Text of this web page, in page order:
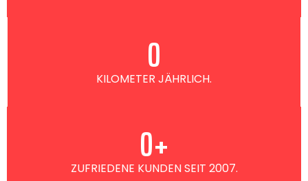
KILOMETER JÄHRLICH.
0
ZUFRIEDENE KUNDEN SEIT 2007.
0+